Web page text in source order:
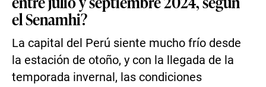
el Senamhi?
La capital del Perú siente mucho frío desde
la estación de otoño, y con la llegada de la
temporada invernal, las condiciones